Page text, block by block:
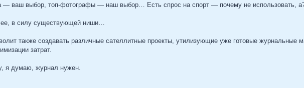
— ваш выбор, топ-фотографы — наш выбор… Есть спрос на спорт — почему не использовать,
в силу существующей ниши…
также создавать различные сателлитные проекты, утилизующие уже готовые
затрат.
я думаю, журнал нужен.